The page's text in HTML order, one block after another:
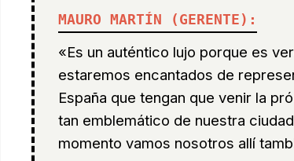
MAURO MARTÍN (GERENTE):
«Es un auténtico lujo porque es
estaremos encantados de
España que tengan que venir la
tan emblemático de nuestra
momento vamos nosotros allí